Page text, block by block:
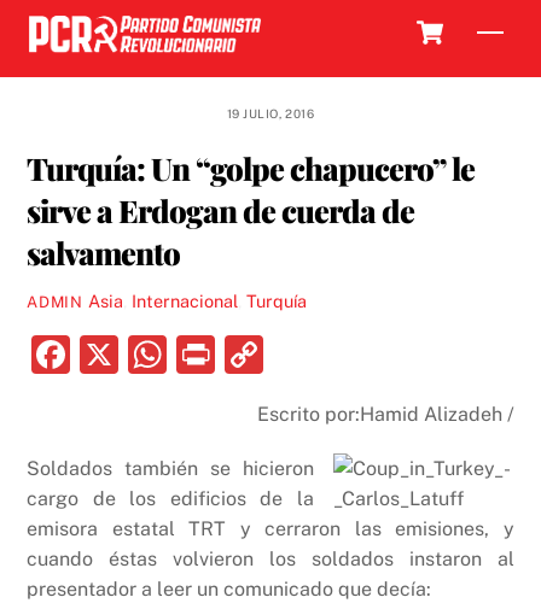
Skip
content
19 JULIO, 2016
Turquía: Un “golpe chapucero” le
sirve a Erdogan de cuerda de
salvamento
ADMIN Asia Internacional Turquía
F
e
b
o
o
X
W
s
A
p
p
P
p
y
Li
n
k
Escrito por:Hamid Alizadeh /
Soldados también se hicieron
cargo de los edificios de la
emisora estatal TRT y cerraron las emisiones, y
cuando éstas volvieron los soldados instaron al
presentador a leer un comunicado que decía: